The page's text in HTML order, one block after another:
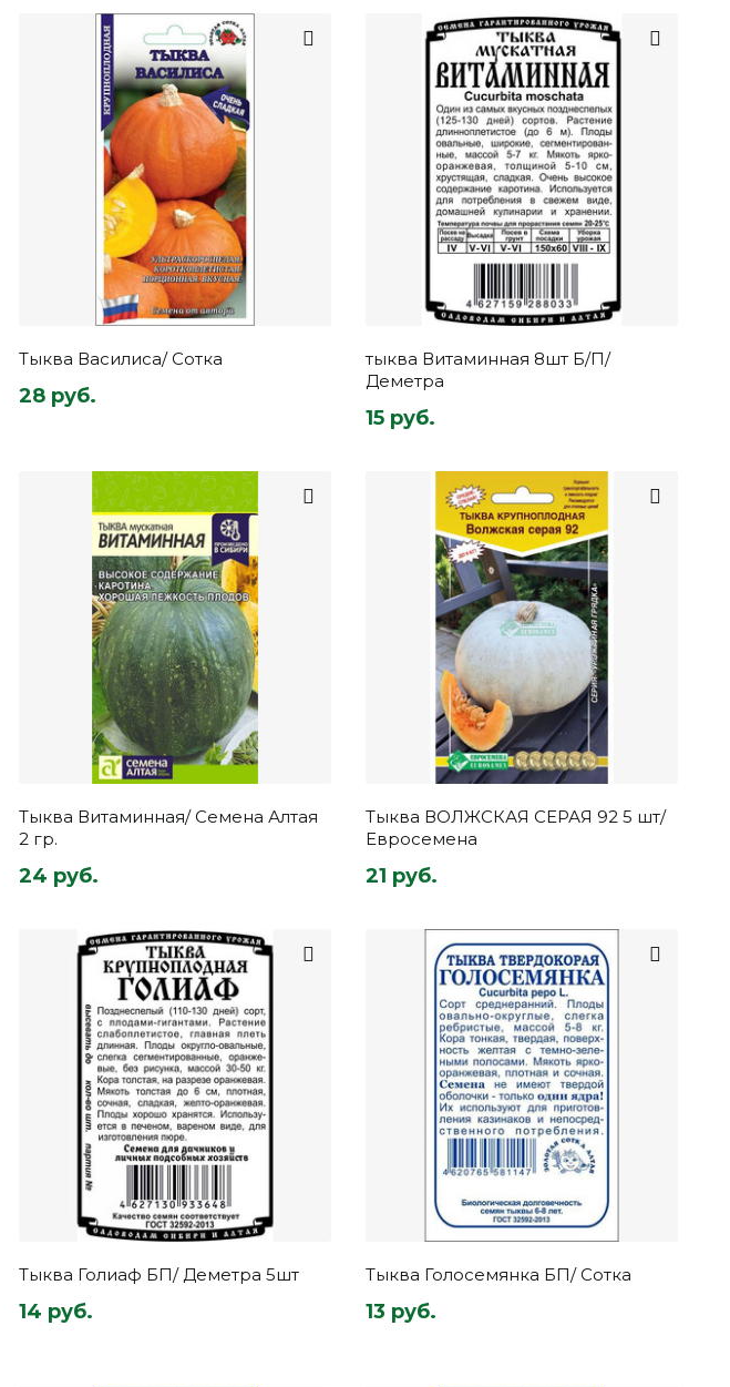
Тыква Василиса/ Сотка
28 руб.
тыква Витаминная 8шт Б/П/
Деметра
15 руб.
Тыква Витаминная/ Семена Алтая
2 гр.
24 руб.
Тыква ВОЛЖСКАЯ СЕРАЯ 92 5 шт/
Евросемена
21 руб.
Тыква Голиаф БП/ Деметра 5шт
14 руб.
Тыква Голосемянка БП/ Сотка
13 руб.